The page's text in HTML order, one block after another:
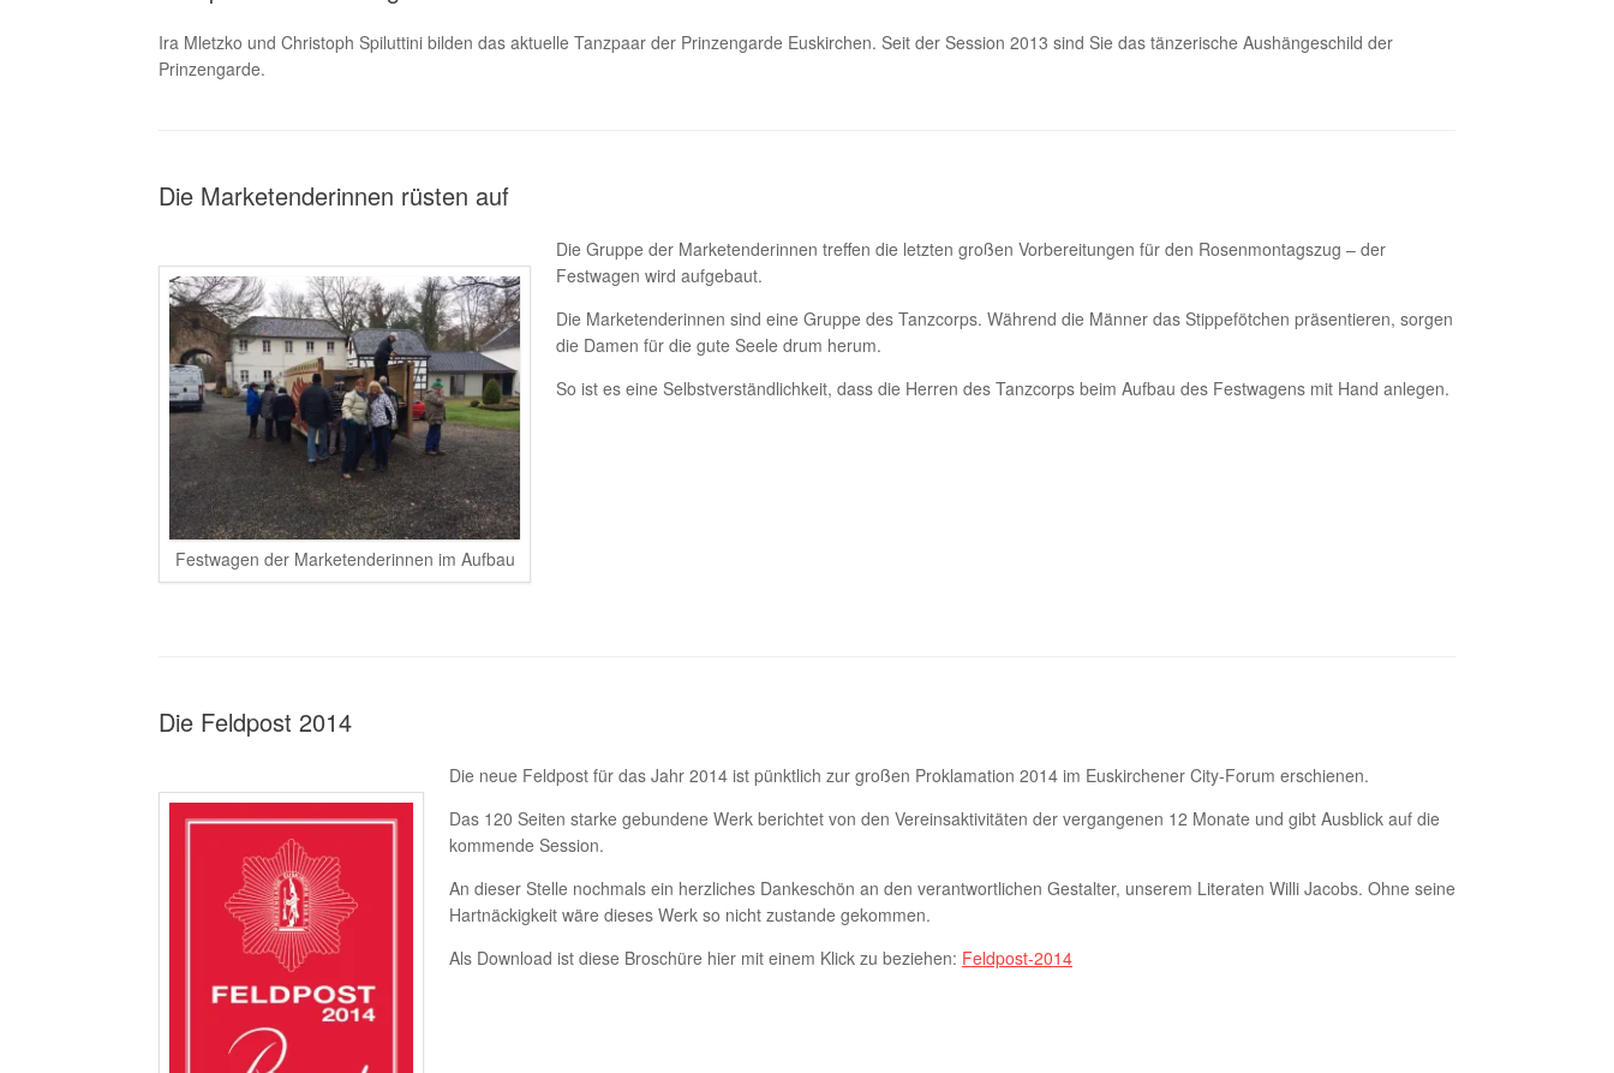
Ira Mletzko und Christoph Spiluttini bilden das aktuelle Tanzpaar der Prinzengarde Euskirchen. Seit der Session 2013 sind Sie das tänzerische Aushängeschild der
Prinzengarde.
Die Marketenderinnen rüsten auf
Festwagen der Marketenderinnen im Aufbau
Die Gruppe der Marketenderinnen treffen die letzten großen Vorbereitungen für den Rosenmontagszug – der
Festwagen wird aufgebaut.
Die Marketenderinnen sind eine Gruppe des Tanzcorps. Während die Männer das Stippefötchen präsentieren, sorgen
die Damen für die gute Seele drum herum.
So ist es eine Selbstverständlichkeit, dass die Herren des Tanzcorps beim Aufbau des Festwagens mit Hand anlegen.
Die Feldpost 2014
Die neue Feldpost für das Jahr 2014 ist pünktlich zur großen Proklamation 2014 im Euskirchener City-Forum erschienen.
Das 120 Seiten starke gebundene Werk berichtet von den Vereinsaktivitäten der vergangenen 12 Monate und gibt Ausblick auf die
kommende Session.
An dieser Stelle nochmals ein herzliches Dankeschön an den verantwortlichen Gestalter, unserem Literaten Willi Jacobs. Ohne seine
Hartnäckigkeit wäre dieses Werk so nicht zustande gekommen.
Als Download ist diese Broschüre hier mit einem Klick zu beziehen: Feldpost-2014